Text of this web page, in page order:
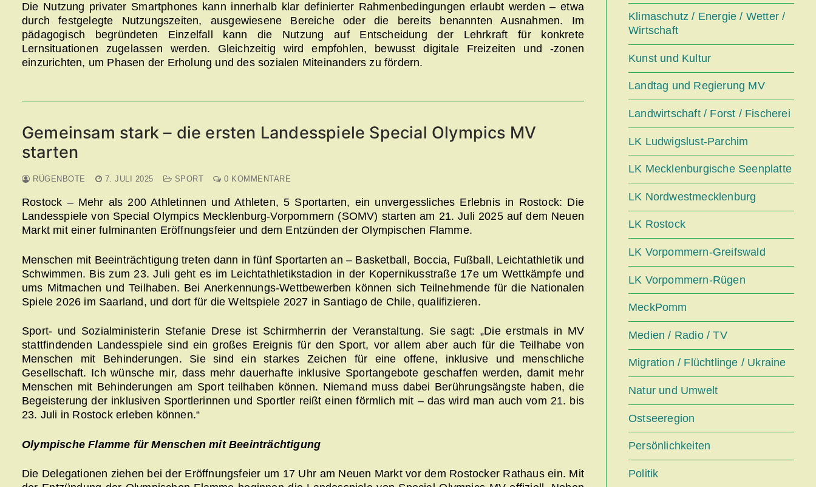
Die Nutzung privater Smartphones kann innerhalb klar definierter Rahmenbedingungen erlaubt werden – etwa
durch festgelegte Nutzungszeiten, ausgewiesene Bereiche oder die bereits benannten Ausnahmen. Im
pädagogisch begründeten Einzelfall kann die Nutzung auf Entscheidung der Lehrkraft für konkrete
Lernsituationen zugelassen werden. Gleichzeitig wird empfohlen, bewusst digitale Freizeiten und -zonen
einzurichten, um Phasen der Erholung und des sozialen Miteinanders zu fördern.
Gemeinsam stark – die ersten Landesspiele Special Olympics MV
starten
RÜGENBOTE 7. JULI 2025 SPORT 0 KOMMENTARE
Rostock – Mehr als 200 Athletinnen und Athleten, 5 Sportarten, ein unvergessliches Erlebnis in Rostock: Die
Landesspiele von Special Olympics Mecklenburg-Vorpommern (SOMV) starten am 21. Juli 2025 auf dem Neuen
Markt mit einer fulminanten Eröffnungsfeier und dem Entzünden der Olympischen Flamme.
Menschen mit Beeinträchtigung treten dann in fünf Sportarten an – Basketball, Boccia, Fußball, Leichtathletik und
Schwimmen. Bis zum 23. Juli geht es im Leichtathletikstadion in der Kopernikusstraße 17e um Wettkämpfe und
ums Mitmachen und Teilhaben. Bei Anerkennungs-Wettbewerben können sich Teilnehmende für die Nationalen
Spiele 2026 im Saarland, und dort für die Weltspiele 2027 in Santiago de Chile, qualifizieren.
Sport- und Sozialministerin Stefanie Drese ist Schirmherrin der Veranstaltung. Sie sagt: „Die erstmals in MV
stattfindenden Landesspiele sind ein großes Ereignis für den Sport, vor allem aber auch für die Teilhabe von
Menschen mit Behinderungen. Sie sind ein starkes Zeichen für eine offene, inklusive und menschliche
Gesellschaft. Ich wünsche mir, dass mehr dauerhafte inklusive Sportangebote geschaffen werden, damit mehr
Menschen mit Behinderungen am Sport teilhaben können. Niemand muss dabei Berührungsängste haben, die
Begeisterung der inklusiven Sportlerinnen und Sportler reißt einen förmlich mit – das wird man auch vom 21. bis
23. Juli in Rostock erleben können.“
Olympische Flamme für Menschen mit Beeinträchtigung
Die Delegationen ziehen bei der Eröffnungsfeier um 17 Uhr am Neuen Markt vor dem Rostocker Rathaus ein. Mit
Klimaschutz / Energie / Wetter /
Wirtschaft
Kunst und Kultur
Landtag und Regierung MV
Landwirtschaft / Forst / Fischerei
LK Ludwigslust-Parchim
LK Mecklenburgische Seenplatte
LK Nordwestmecklenburg
LK Rostock
LK Vorpommern-Greifswald
LK Vorpommern-Rügen
MeckPomm
Medien / Radio / TV
Migration / Flüchtlinge / Ukraine
Natur und Umwelt
Ostseeregion
Persönlichkeiten
Politik